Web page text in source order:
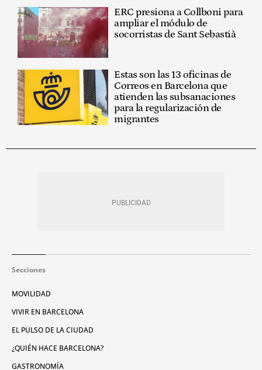
ERC presiona a Collboni para
ampliar el módulo de
socorristas de Sant Sebastià
Estas son las 13 oficinas de
Correos en Barcelona que
atienden las subsanaciones
para la regularización de
migrantes
Secciones
MOVILIDAD
VIVIR EN BARCELONA
EL PULSO DE LA CIUDAD
¿QUIÉN HACE BARCELONA?
GASTRONOMÍA